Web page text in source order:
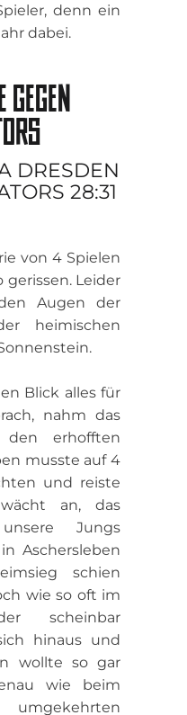
denn ein
dabei.
GEGEN
DRESDEN
28:31
von 4 Spielen
gerissen. Leider
Augen der
heimischen
Blick alles für
nahm das
erhofften
musste auf 4
und reiste
an, das
Jungs
Aschersleben
schien
wie so oft im
scheinbar
hinaus und
wollte so gar
wie beim